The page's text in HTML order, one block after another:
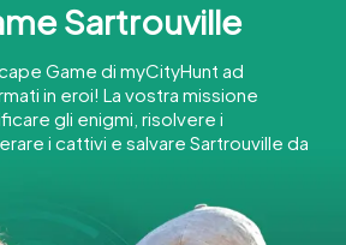
Sartrouville
Game di myCityHunt ad
in eroi! La vostra missione
gli enigmi, risolvere i
i cattivi e salvare Sartrouville da